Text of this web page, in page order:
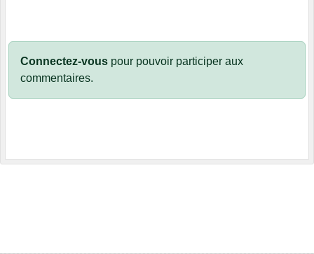
Connectez-vous pour pouvoir participer aux
commentaires.